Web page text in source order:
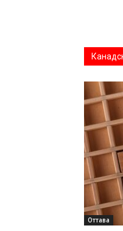
Оттава